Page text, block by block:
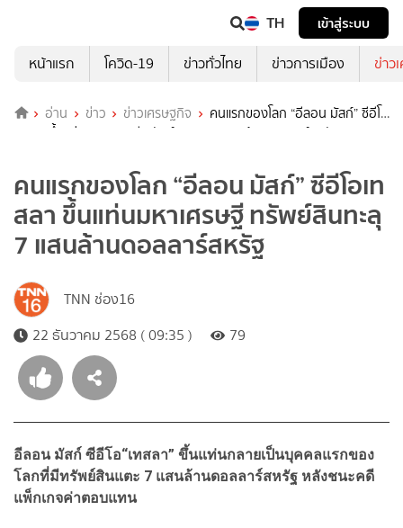
TH
เข้าสู่ระบบ
หน้าแรก
โควิด-19 ข่าวทั่วไทย ข่าวการเมือง ข่าว
อ่าน ข่าว ข่าวเศรษฐกิจ
คนแรกของโลก “อีลอน มัสก์” ซีอีโอ
เทสลา ขึ้นแท่นมหาเศรษฐี ทรัพย์สินทะลุ 7 แสนล้านดอลลาร์สหรัฐ
คนแรกของโลก “อีลอน มัสก์” ซีอีโอเท
สลา ขึ้นแท่นมหาเศรษฐี ทรัพย์สินทะลุ
7 แสนล้านดอลลาร์สหรัฐ
TNN ช่อง16
22 ธันวาคม 2568 ( 09:35 )
79
อีลอน มัสก์ ซีอีโอ“เทสลา” ขึ้นแท่นกลายเป็นบุคคลแรกของ
โลกที่มีทรัพย์สินแตะ 7 แสนล้านดอลลาร์สหรัฐ หลังชนะคดี
แพ็กเกจค่าตอบแทน